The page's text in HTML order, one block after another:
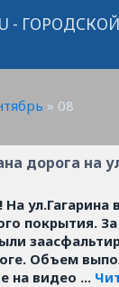
- ГОРОДСКОЙ
» 08
дорога на
ул.Гагарина
покрытия.
Объем
на видео ...